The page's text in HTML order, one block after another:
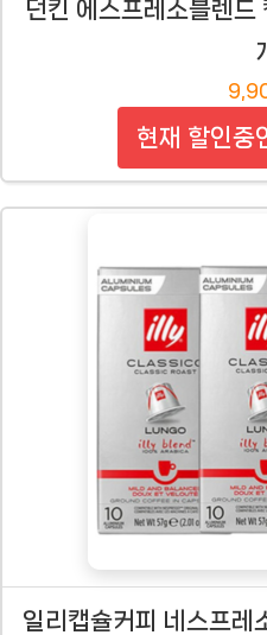
던킨 에스프레소블렌
현재 할인중
일리캡슐커피 네스프